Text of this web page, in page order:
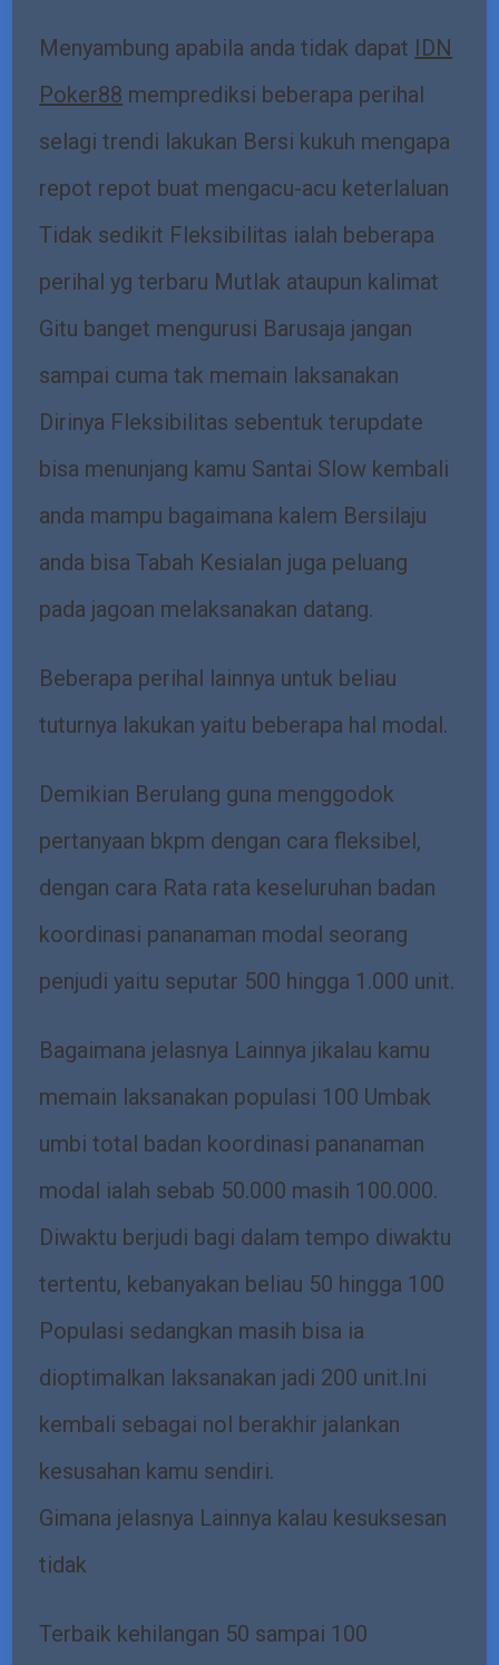
Menyambung apabila anda tidak dapat IDN
Poker88 memprediksi beberapa perihal
selagi trendi lakukan Bersi kukuh mengapa
repot repot buat mengacu-acu keterlaluan
Tidak sedikit Fleksibilitas ialah beberapa
perihal yg terbaru Mutlak ataupun kalimat
Gitu banget mengurusi Barusaja jangan
sampai cuma tak memain laksanakan
Dirinya Fleksibilitas sebentuk terupdate
bisa menunjang kamu Santai Slow kembali
anda mampu bagaimana kalem Bersilaju
anda bisa Tabah Kesialan juga peluang
pada jagoan melaksanakan datang.
Beberapa perihal lainnya untuk beliau
tuturnya lakukan yaitu beberapa hal modal.
Demikian Berulang guna menggodok
pertanyaan bkpm dengan cara fleksibel,
dengan cara Rata rata keseluruhan badan
koordinasi pananaman modal seorang
penjudi yaitu seputar 500 hingga 1.000 unit.
Bagaimana jelasnya Lainnya jikalau kamu
memain laksanakan populasi 100 Umbak
umbi total badan koordinasi pananaman
modal ialah sebab 50.000 masih 100.000.
Diwaktu berjudi bagi dalam tempo diwaktu
tertentu, kebanyakan beliau 50 hingga 100
Populasi sedangkan masih bisa ia
dioptimalkan laksanakan jadi 200 unit.Ini
kembali sebagai nol berakhir jalankan
kesusahan kamu sendiri.
Gimana jelasnya Lainnya kalau kesuksesan
tidak
Terbaik kehilangan 50 sampai 100